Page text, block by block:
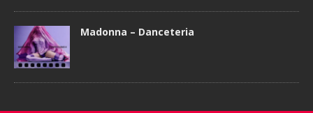
Madonna – Danceteria